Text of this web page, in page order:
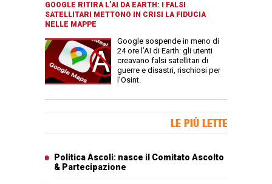
GOOGLE RITIRA L’AI DA EARTH: I FALSI
SATELLITARI METTONO IN CRISI LA FIDUCIA
NELLE MAPPE
Google sospende in meno di
24 ore l’AI di Earth: gli utenti
creavano falsi satellitari di
guerre e disastri, rischiosi per
l’Osint.
LE PIÙ LETTE
Politica Ascoli: nasce il Comitato Ascolto
& Partecipazione